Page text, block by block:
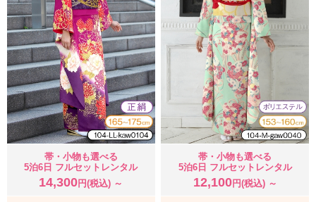
帯・小物も選べる
5泊6日 フルセットレンタル
14,300 円(税込) ～
帯・小物も選べる
5泊6日 フルセットレンタル
12,100円(税込) ～